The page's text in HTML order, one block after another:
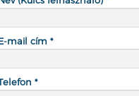
mail cím *
*